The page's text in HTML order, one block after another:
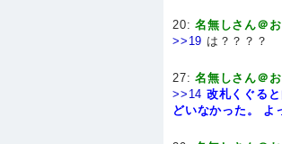
20:名無しさん＠
>>19 は？？？？
27:名無しさん＠
>>14 改札くぐる
どいなかった。
よ